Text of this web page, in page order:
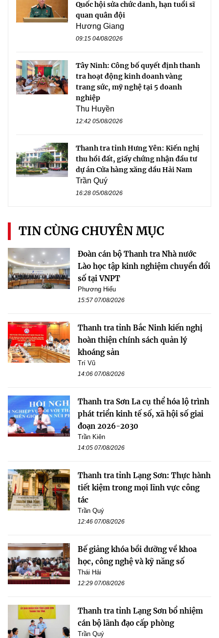
Quốc hội sửa chức danh, hạn tuổi sĩ
quan quân đội
Hương Giang
09:15 04/08/2026
Tây Ninh: Công bố quyết định thanh
tra hoạt động kinh doanh vàng
trang sức, mỹ nghệ tại 5 doanh
nghiệp
Thu Huyền
12:42 05/08/2026
Thanh tra tỉnh Hưng Yên: Kiến nghị
thu hồi đất, giấy chứng nhận đầu tư
dự án Cửa hàng xăng dầu Hải Nam
Trần Quý
16:28 05/08/2026
TIN CÙNG CHUYÊN MỤC
Đoàn cán bộ Thanh tra Nhà nước
Lào học tập kinh nghiệm chuyển đổi
số tại VNPT
Phương Hiếu
15:57 07/08/2026
Thanh tra tỉnh Bắc Ninh kiến nghị
hoàn thiện chính sách quản lý
khoáng sản
Trí Vũ
14:06 07/08/2026
Thanh tra Sơn La cụ thể hóa lộ trình
phát triển kinh tế số, xã hội số giai
đoạn 2026-2030
Trần Kiên
14:05 07/08/2026
Thanh tra tỉnh Lạng Sơn: Thực hành
tiết kiệm trong mọi lĩnh vực công
tác
Trần Quý
12:46 07/08/2026
Bế giảng khóa bồi dưỡng về khoa
học, công nghệ và kỹ năng số
Thái Hải
12:29 07/08/2026
Thanh tra tỉnh Lạng Sơn bổ nhiệm
cán bộ lãnh đạo cấp phòng
Trần Quý